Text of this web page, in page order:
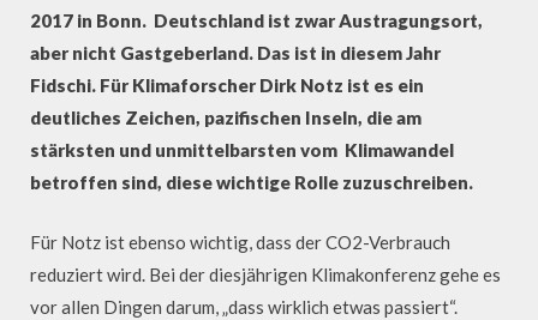
2017 in Bonn. Deutschland ist zwar Austragungsort,
aber nicht Gastgeberland. Das ist in diesem Jahr
Fidschi. Für Klimaforscher Dirk Notz ist es ein
deutliches Zeichen, pazifischen Inseln, die am
stärksten und unmittelbarsten vom Klimawandel
betroffen sind, diese wichtige Rolle zuzuschreiben.
Für Notz ist ebenso wichtig, dass der CO2-Verbrauch
reduziert wird. Bei der diesjährigen Klimakonferenz gehe es
vor allen Dingen darum, „dass wirklich etwas passiert“.